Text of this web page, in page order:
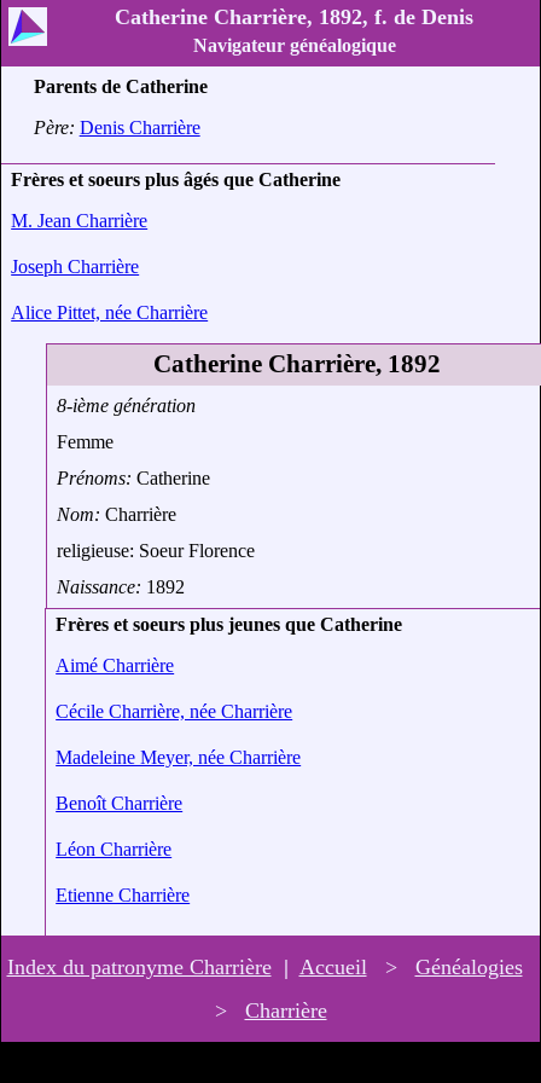
Catherine Charrière, 1892, f. de Denis
Navigateur généalogique
Parents de Catherine
Père: Denis Charrière
Frères et soeurs plus âgés que Catherine
M. Jean Charrière
Joseph Charrière
Alice Pittet, née Charrière
Catherine Charrière, 1892
8-ième génération
Femme
Prénoms:Catherine
Nom:Charrière
religieuse: Soeur Florence
Naissance: 1892
Frères et soeurs plus jeunes que Catherine
Aimé Charrière
Cécile Charrière, née Charrière
Madeleine Meyer, née Charrière
Benoît Charrière
Léon Charrière
Etienne Charrière
Index du patronyme Charrière | Accueil> Généalogies
> Charrière